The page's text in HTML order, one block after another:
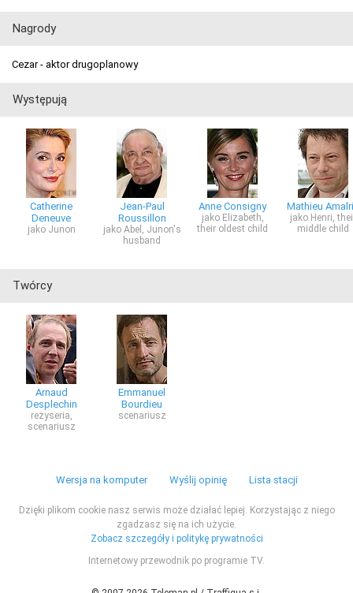
Nagrody
Cezar - aktor drugoplanowy
Występują
Catherine
Deneuve
jako Junon
Jean-Paul
Roussillon
jako Abel, Junon's
husband
Anne Consigny
jako Elizabeth,
their oldest child
Mathieu
jako Henri,
middle child
Twórcy
Arnaud
Desplechin
reżyseria,
scenariusz
Emmanuel
Bourdieu
scenariusz
Wersja na komputer Wyślij opinię Lista stacji
Dzięki plikom cookie nasz serwis może działać lepiej. Korzystając z niego
zgadzasz się na ich użycie.
Zobacz szczegóły i politykę prywatności
Internetowy przewodnik po programie TV.